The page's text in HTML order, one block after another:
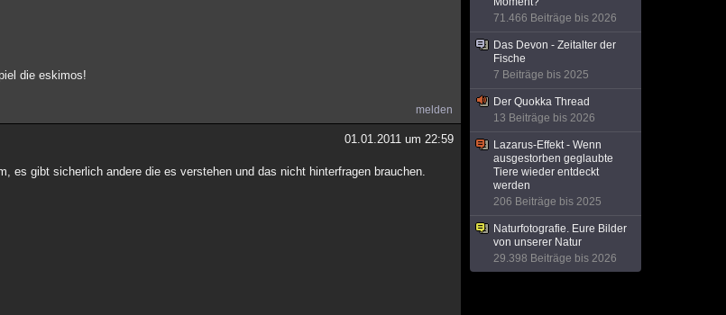
die eskimos!
melden
01.01.2011 um 22:59
es gibt sicherlich andere die es verstehen und das nicht hinterfragen brauchen.
71.466 Beiträge bis 2026
Das Devon - Zeitalter der
Fische
7 Beiträge bis 2025
Der Quokka Thread
13 Beiträge bis 2026
Lazarus-Effekt - Wenn
ausgestorben geglaubte
Tiere wieder entdeckt
werden
206 Beiträge bis 2025
Naturfotografie. Eure Bilder
von unserer Natur
29.398 Beiträge bis 2026